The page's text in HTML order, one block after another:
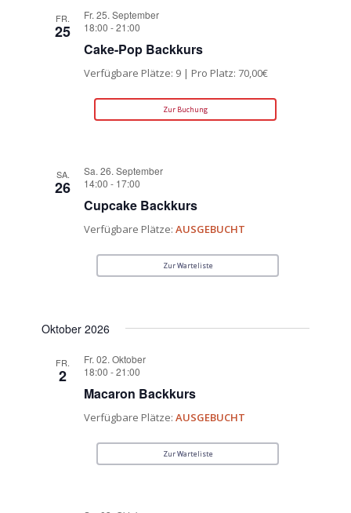
FR.
25
Fr. 25. September
18:00 -21:00
Cake-Pop Backkurs
Verfügbare Plätze: 9 | Pro Platz: 70,00€
Zur Buchung
SA.
26
Sa. 26. September
14:00 - 17:00
Cupcake Backkurs
Verfügbare Plätze:AUSGEBUCHT
Zur Warteliste
Oktober 2026
FR.
2
Fr. 02. Oktober
18:00 -21:00
Macaron Backkurs
Verfügbare Plätze:AUSGEBUCHT
Zur Warteliste